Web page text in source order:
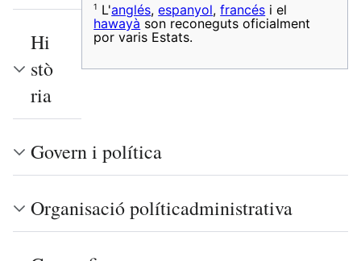
1 L'anglés,espanyol,francés i el
hawayà son reconeguts oficialment
por varis Estats.
Hi
stò
ria
Govern i política
Organisació políticadministrativa